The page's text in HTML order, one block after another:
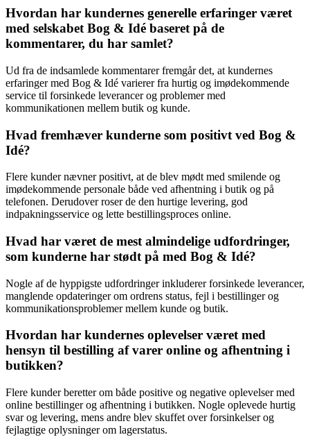
Hvordan har kundernes generelle erfaringer været
med selskabet Bog & Idé baseret på de
kommentarer, du har samlet?
Ud fra de indsamlede kommentarer fremgår det, at kundernes
erfaringer med Bog & Idé varierer fra hurtig og imødekommende
service til forsinkede leverancer og problemer med
kommunikationen mellem butik og kunde.
Hvad fremhæver kunderne som positivt ved Bog &
Idé?
Flere kunder nævner positivt, at de blev mødt med smilende og
imødekommende personale både ved afhentning i butik og på
telefonen. Derudover roser de den hurtige levering, god
indpakningsservice og lette bestillingsproces online.
Hvad har været de mest almindelige udfordringer,
som kunderne har stødt på med Bog & Idé?
Nogle af de hyppigste udfordringer inkluderer forsinkede leverancer,
manglende opdateringer om ordrens status, fejl i bestillinger og
kommunikationsproblemer mellem kunde og butik.
Hvordan har kundernes oplevelser været med
hensyn til bestilling af varer online og afhentning i
butikken?
Flere kunder beretter om både positive og negative oplevelser med
online bestillinger og afhentning i butikken. Nogle oplevede hurtig
svar og levering, mens andre blev skuffet over forsinkelser og
fejlagtige oplysninger om lagerstatus.